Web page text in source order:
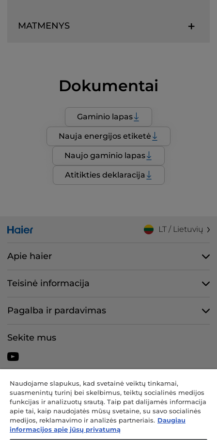
MATMENYS
Dokumentai
Gaminio lapas
Nauja energijos etiketė
Naujo gaminio lapas
Atitikties deklaracija
LT / Lietuvių
Apie haier
Teisinė informacija
Pagalba ir pardavimas
Sekite mus
„CANDY HOOVER GROUP S.r.I.“ – vienasmenė bendrovė –
REGISTRUOTA BUVEINĖ: Via Comolli, 57 – 20861 Brugerijas (MB) –
Italija – ADMINISTRACIJOS BUVEINĖS: Via Privata Eden Fumagalli
snc – 20861 Brugerijas (MB) ir Via Trento n. 20/A-22 – 20871 Vimercate
(MB) – Italija – Tel.: +39.039.2086.1 – Faks.: +39.039.2086.237 – Įmonės
Naudojame slapukus, kad svetainė veiktų tinkamai,
suasmenintų turinį bei skelbimus, teiktų socialinės medijos
funkcijas ir analizuotų srautą. Taip pat dalijamės informacija
apie tai, kaip naudojatės mūsų svetaine, su savo socialinės
medijos, reklamavimo ir analizės partneriais. Daugiau
informacijos apie jūsų privatumą